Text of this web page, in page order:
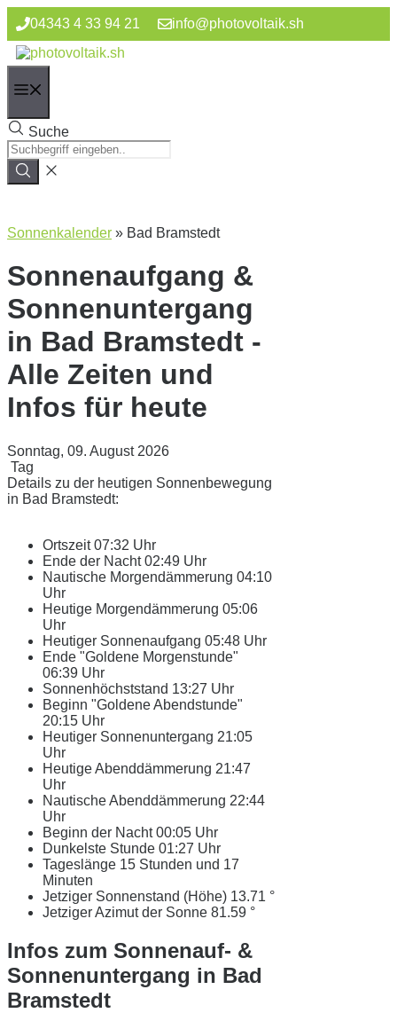
Zum
Inhalt
springen
04343 4 33 94 21 info@photovoltaik.sh
Suche
Sonnenkalender » Bad Bramstedt
Sonnenaufgang &
Sonnenuntergang
in Bad Bramstedt -
Alle Zeiten und
Infos für heute
Sonntag, 09. August 2026
Tag
Details zu der heutigen Sonnenbewegung
in Bad Bramstedt:
Ortszeit07:32 Uhr
Ende der Nacht02:49 Uhr
Nautische Morgendämmerung 04:10
Uhr
Heutige Morgendämmerung 05:06
Uhr
Heutiger Sonnenaufgang 05:48 Uhr
Ende "Goldene Morgenstunde"
06:39 Uhr
Sonnenhöchststand 13:27 Uhr
Beginn "Goldene Abendstunde"
20:15 Uhr
Heutiger Sonnenuntergang 21:05
Uhr
Heutige Abenddämmerung 21:47
Uhr
Nautische Abenddämmerung 22:44
Uhr
Beginn der Nacht00:05 Uhr
Dunkelste Stunde 01:27 Uhr
Tageslänge 15 Stunden und 17
Minuten
Jetziger Sonnenstand (Höhe) 13.71 °
Jetziger Azimut der Sonne 81.59 °
Infos zum Sonnenauf- &
Sonnenuntergang in Bad
Bramstedt